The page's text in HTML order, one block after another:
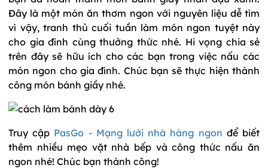
Đây là một món ăn thơm ngon với nguyên liệu dễ tìm
vì vậy, tranh thủ cuối tuần làm món ngon tuyệt này
cho gia đình cùng thưởng thức nhé. Hi vọng chia sẻ
trên đây sẽ hữu ích cho các bạn trong việc nấu các
món ngon cho gia đình. Chúc bạn sẽ thực hiện thành
công món bánh giầy nhé.
Truy cập PasGo - Mạng lưới nhà hàng ngon để biết
thêm nhiều mẹo vặt nhà bếp và công thức nấu ăn
ngon nhé! Chúc bạn thành công!